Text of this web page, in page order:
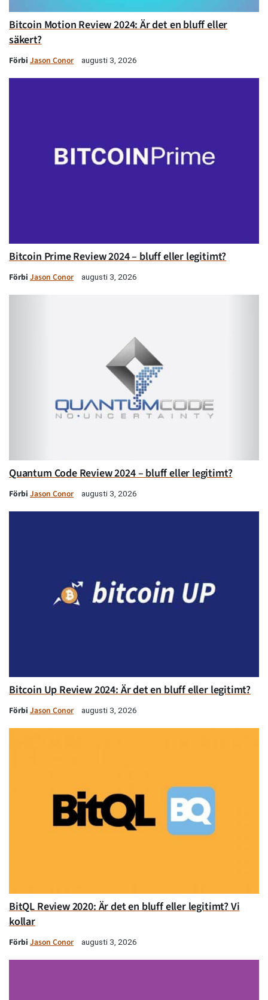
Bitcoin Motion Review 2024: Är det en bluff eller
säkert?
Förbi Jason Conor augusti 3, 2026
Bitcoin Prime Review 2024 – bluff eller legitimt?
Förbi Jason Conor augusti 3, 2026
Quantum Code Review 2024 – bluff eller legitimt?
Förbi Jason Conor augusti 3, 2026
Bitcoin Up Review 2024: Är det en bluff eller legitimt?
Förbi Jason Conor augusti 3, 2026
BitQL Review 2020: Är det en bluff eller legitimt? Vi
kollar
Förbi Jason Conor augusti 3, 2026